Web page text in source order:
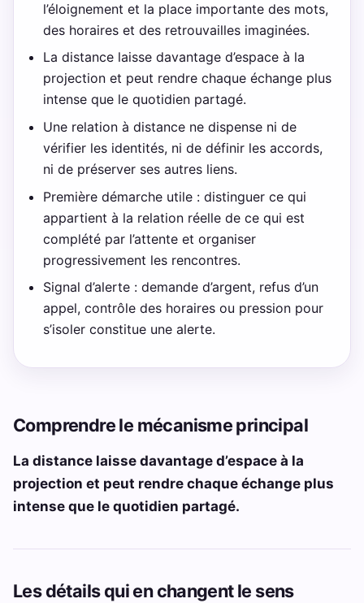
l’éloignement et la place importante des mots,
des horaires et des retrouvailles imaginées.
La distance laisse davantage d’espace à la
projection et peut rendre chaque échange plus
intense que le quotidien partagé.
Une relation à distance ne dispense ni de
vérifier les identités, ni de définir les accords,
ni de préserver ses autres liens.
Première démarche utile : distinguer ce qui
appartient à la relation réelle de ce qui est
complété par l’attente et organiser
progressivement les rencontres.
Signal d’alerte : demande d’argent, refus d’un
appel, contrôle des horaires ou pression pour
s’isoler constitue une alerte.
Comprendre le mécanisme principal
La distance laisse davantage d’espace à la
projection et peut rendre chaque échange plus
intense que le quotidien partagé.
Les détails qui en changent le sens